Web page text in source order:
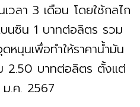
วลา 3 เดือน โดยใช้กลไก
นซิน 1 บาทต่อลิตร รวม
หนุนเพื่อทำให้ราคาน้ำมัน
2.50 บาทต่อลิตร ตั้งแต่
.ค. 2567